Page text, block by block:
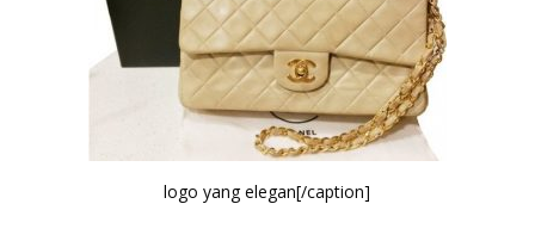
logo yang elegan[/caption]